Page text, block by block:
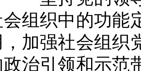
组织中的功能
加强社会组织
治引领和示范